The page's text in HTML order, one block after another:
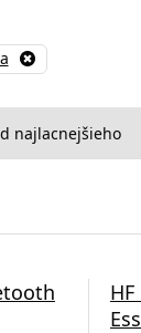
najlacnejšieho